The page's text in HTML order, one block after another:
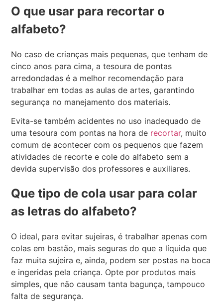
O que usar para recortar o
alfabeto?
No caso de crianças mais pequenas, que tenham de
cinco anos para cima, a tesoura de pontas
arredondadas é a melhor recomendação para
trabalhar em todas as aulas de artes, garantindo
segurança no manejamento dos materiais.
Evita-se também acidentes no uso inadequado de
uma tesoura com pontas na hora de recortar, muito
comum de acontecer com os pequenos que fazem
atividades de recorte e cole do alfabeto sem a
devida supervisão dos professores e auxiliares.
Que tipo de cola usar para colar
as letras do alfabeto?
O ideal, para evitar sujeiras, é trabalhar apenas com
colas em bastão, mais seguras do que a líquida que
faz muita sujeira e, ainda, podem ser postas na boca
e ingeridas pela criança. Opte por produtos mais
simples, que não causam tanta bagunça, tampouco
falta de segurança.